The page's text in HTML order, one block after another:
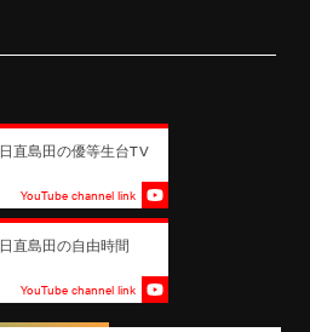
日直島田の優等生台TV
YouTube channel link
日直島田の自由時間
YouTube channel link